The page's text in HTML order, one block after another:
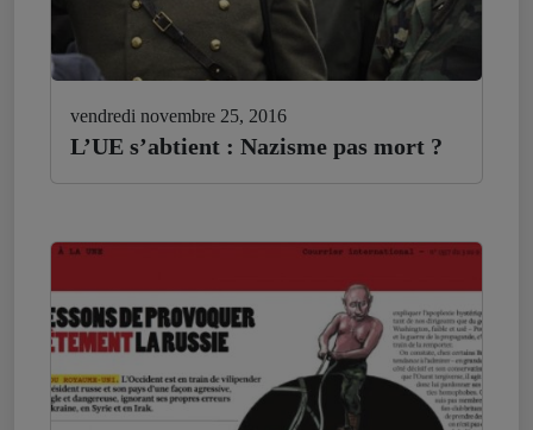
vendredi novembre 25, 2016
L’UE s’abtient : Nazisme pas mort ?